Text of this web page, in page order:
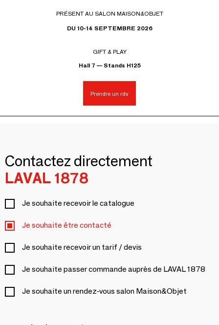
PRÉSENT AU SALON MAISON&OBJET
DU 10-14 SEPTEMBRE 2026
GIFT & PLAY
Hall 7 — Stands H125
Prendre un rdv
Contactez directement
LAVAL 1878
Je souhaite recevoir le catalogue
Je souhaite être contacté
Je souhaite recevoir un tarif / devis
Je souhaite passer commande auprès de LAVAL 1878
Je souhaite un rendez-vous salon Maison&Objet